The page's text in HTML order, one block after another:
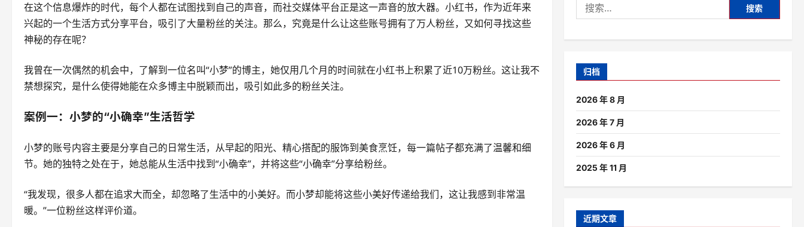
在这个信息爆炸的时代，每个人都在试图找到自己的声音，而社交媒体平台正是这一声音的放大器。小红书，作为近年来
兴起的一个生活方式分享平台，吸引了大量粉丝的关注。那么，究竟是什么让这些账号拥有了万人粉丝，又如何寻找这些
神秘的存在呢？
我曾在一次偶然的机会中，了解到一位名叫“小梦”的博主，她仅用几个月的时间就在小红书上积累了近10万粉丝。这让我不
禁想探究，是什么使得她能在众多博主中脱颖而出，吸引如此多的粉丝关注。
案例一：小梦的“小确幸”生活哲学
小梦的账号内容主要是分享自己的日常生活，从早起的阳光、精心搭配的服饰到美食烹饪，每一篇帖子都充满了温馨和细
节。她的独特之处在于，她总能从生活中找到“小确幸”，并将这些“小确幸”分享给粉丝。
“我发现，很多人都在追求大而全，却忽略了生活中的小美好。而小梦却能将这些小美好传递给我们，这让我感到非常温
暖。”一位粉丝这样评价道。
索：
归档
2026 年 8 月
2026 年 7 月
2026 年 6 月
2025 年 11 月
近期文章